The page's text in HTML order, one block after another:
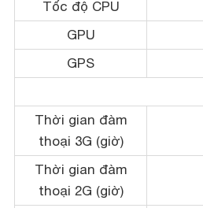
Tốc độ CPU
GPU
GPS
Thời gian đàm
thoại 3G (giờ)
Thời gian đàm
thoại 2G (giờ)